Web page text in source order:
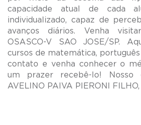
capacidade atual de cada
individualizado, capaz de
avanços diários. Venha
OSASCO-V SAO JOSE/SP.
cursos de matemática,
contato e venha conhecer o
um prazer recebê-lo! Nosso